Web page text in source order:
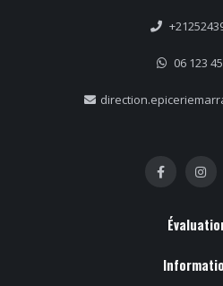
06 123